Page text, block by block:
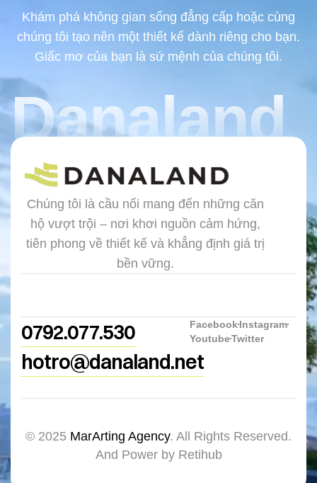
Khám phá không gian sống đẳng cấp hoặc cùng
chúng tôi tạo nên một thiết kế dành riêng cho bạn.
Giấc mơ của bạn là sứ mệnh của chúng tôi.
Danaland
Chúng tôi là cầu nối mang đến những căn
hộ vượt trội – nơi khơi nguồn cảm hứng,
tiên phong về thiết kế và khẳng định giá trị
bền vững.
0792.077.530
hotro@danaland.net
FacebookInstagram
YoutubeTwitter
© 2025 MarArting Agency. All Rights Reserved.
And Power by Retihub